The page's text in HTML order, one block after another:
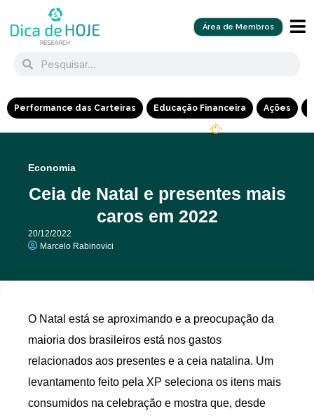
Área de Membros
Performance das Carteiras Educação Financeira Ações
Economia
Ceia de Natal e presentes mais
caros em 2022
20/12/2022
Marcelo Rabinovici
O Natal está se aproximando e a preocupação da
maioria dos brasileiros está nos gastos
relacionados aos presentes e a ceia natalina. Um
levantamento feito pela XP seleciona os itens mais
consumidos na celebração e mostra que, desde